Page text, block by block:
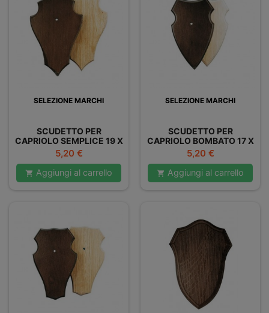
SELEZIONE MARCHI
SCUDETTO PER
CAPRIOLO SEMPLICE 19 X
12 CM
Prezzo
5,20 €
 Aggiungi al carrello
SELEZIONE MARCHI
SCUDETTO PER
CAPRIOLO BOMBATO 17 X
10 CM
Prezzo
5,20 €
 Aggiungi al carrello